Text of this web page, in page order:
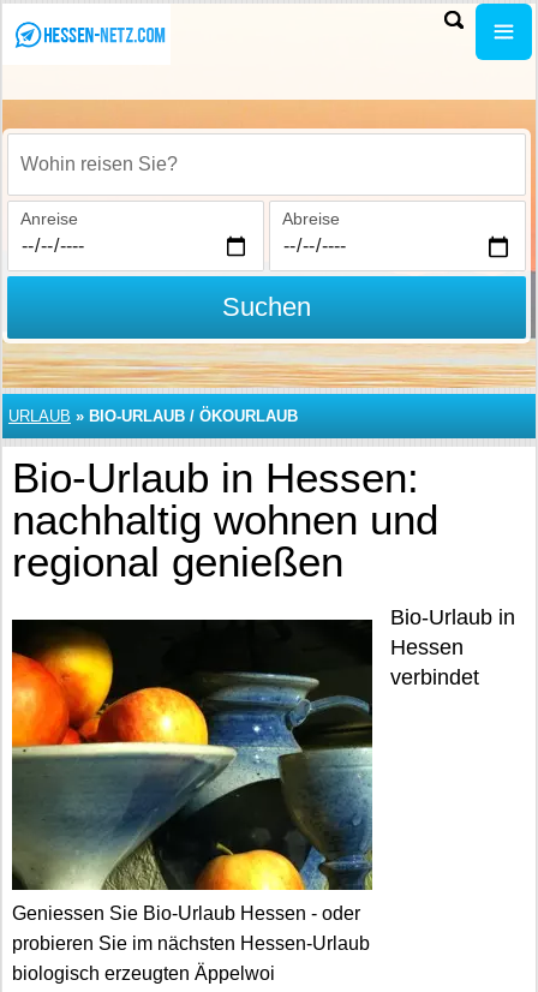
Wohin reisen Sie?
Anreise Abreise
Suchen
URLAUB » BIO-URLAUB / ÖKOURLAUB
Bio-Urlaub in Hessen:
nachhaltig wohnen und
regional genießen
Geniessen Sie Bio-Urlaub Hessen - oder
probieren Sie im nächsten Hessen-Urlaub
biologisch erzeugten Äppelwoi
Bio-Urlaub in
Hessen
verbindet